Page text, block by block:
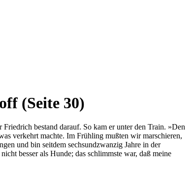
(Seite 30)
bestand darauf. So kam er unter den Train. »Den
verkehrt machte. Im Frühling mußten wir marschieren,
und bin seitdem sechsundzwanzig Jahre in der
besser als Hunde; das schlimmste war, daß meine